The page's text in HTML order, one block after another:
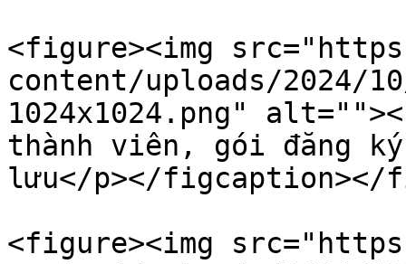
<figure><img
content/uploads/2024/
1024x1024.png"
thành viên, gói đăng
lưu</p></figcaption></
<figure><img